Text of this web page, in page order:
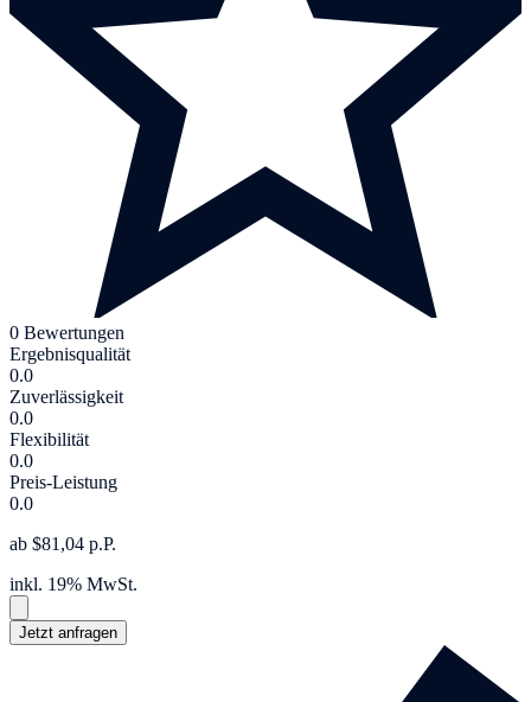
0 Bewertungen
Ergebnisqualität
0.0
Zuverlässigkeit
0.0
Flexibilität
0.0
Preis-Leistung
0.0
ab $81,04 p.P.
inkl. 19% MwSt.
Jetzt anfragen